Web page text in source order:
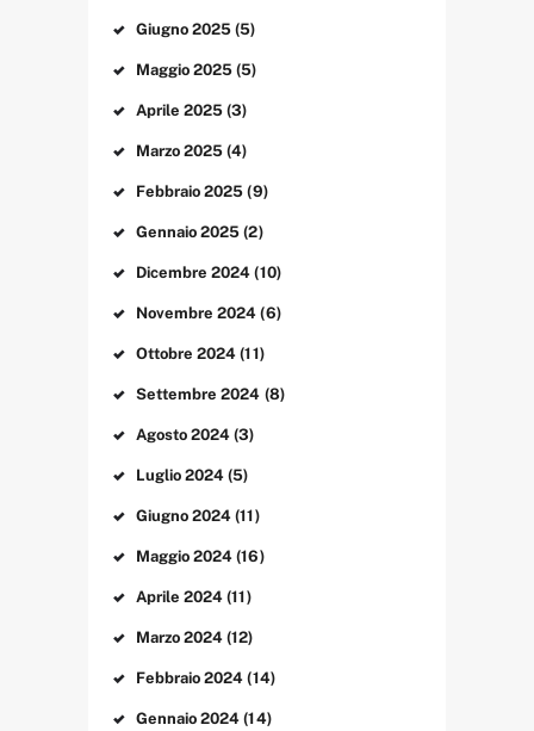
Giugno 2025 (5)
Maggio 2025 (5)
Aprile 2025 (3)
Marzo 2025 (4)
Febbraio2025 (9)
Gennaio2025 (2)
Dicembre2024 (10)
Novembre2024 (6)
Ottobre2024 (11)
Settembre2024 (8)
Agosto 2024 (3)
Luglio 2024 (5)
Giugno 2024 (11)
Maggio 2024 (16)
Aprile 2024 (11)
Marzo 2024 (12)
Febbraio2024 (14)
Gennaio2024 (14)